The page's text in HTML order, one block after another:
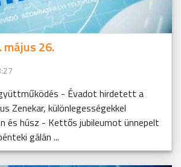
május 26.
- Évadot hirdetett a
Zenekar, különlegességekkel
és húsz - Kettős jubileumot ünnepelt
gálán ...